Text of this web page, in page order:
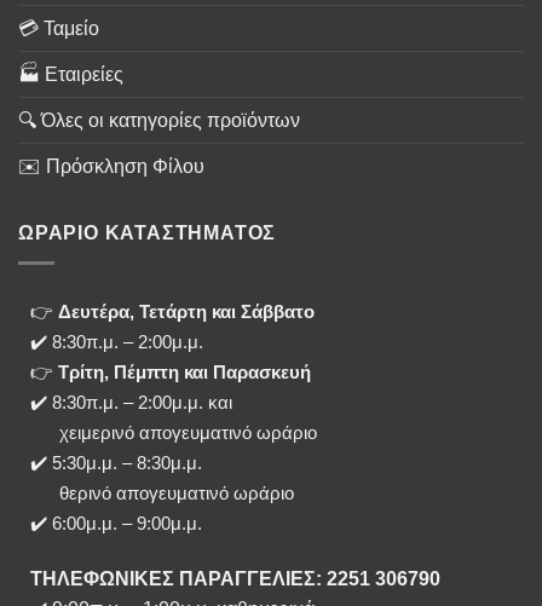
💳 Ταμείο
🏭 Εταιρείες
🔍 Όλες οι κατηγορίες προϊόντων
✉️ Πρόσκληση Φίλου
ΩΡΑΡΙΟ ΚΑΤΑΣΤΗΜΑΤΟΣ
👉 Δευτέρα, Τετάρτη και Σάββατο
✔️ 8:30π.μ. – 2:00μ.μ.
👉 Τρίτη, Πέμπτη και Παρασκευή
✔️ 8:30π.μ. – 2:00μ.μ. και
χειμερινό απογευματινό ωράριο
✔️ 5:30μ.μ. – 8:30μ.μ.
θερινό απογευματινό ωράριο
✔️ 6:00μ.μ. – 9:00μ.μ.
ΤΗΛΕΦΩΝΙΚΕΣ ΠΑΡΑΓΓΕΛΙΕΣ: 2251 306790